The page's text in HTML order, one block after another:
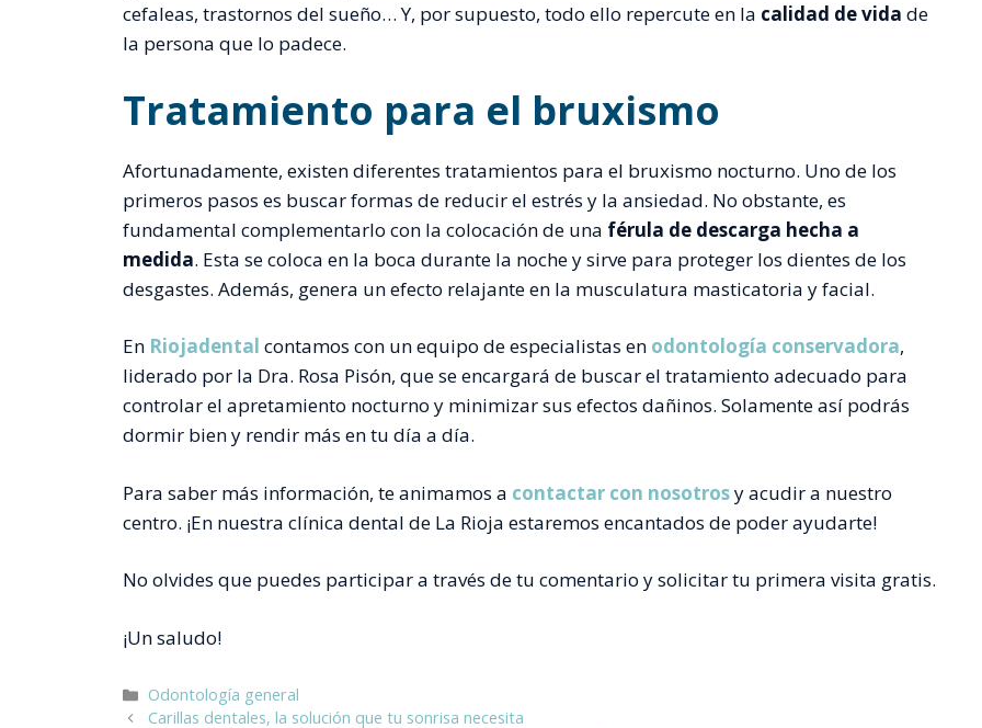
cefaleas, trastornos del sueño… Y, por supuesto, todo ello repercute en la calidad de vida de
la persona que lo padece.
Tratamiento para el bruxismo
Afortunadamente, existen diferentes tratamientos para el bruxismo nocturno. Uno de los
primeros pasos es buscar formas de reducir el estrés y la ansiedad. No obstante, es
fundamental complementarlo con la colocación de una férula de descarga hecha a
medida. Esta se coloca en la boca durante la noche y sirve para proteger los dientes de los
desgastes. Además, genera un efecto relajante en la musculatura masticatoria y facial.
En Riojadental contamos con un equipo de especialistas en odontología conservadora,
liderado por la Dra. Rosa Pisón, que se encargará de buscar el tratamiento adecuado para
controlar el apretamiento nocturno y minimizar sus efectos dañinos. Solamente así podrás
dormir bien y rendir más en tu día a día.
Para saber más información, te animamos a contactar con nosotrosy acudir a nuestro
centro. ¡En nuestra clínica dental de La Rioja estaremos encantados de poder ayudarte!
No olvides que puedes participar a través de tu comentario y solicitar tu primera visita gratis.
¡Un saludo!
Categorías
Odontología general
Carillas dentales, la solución que tu sonrisa necesita